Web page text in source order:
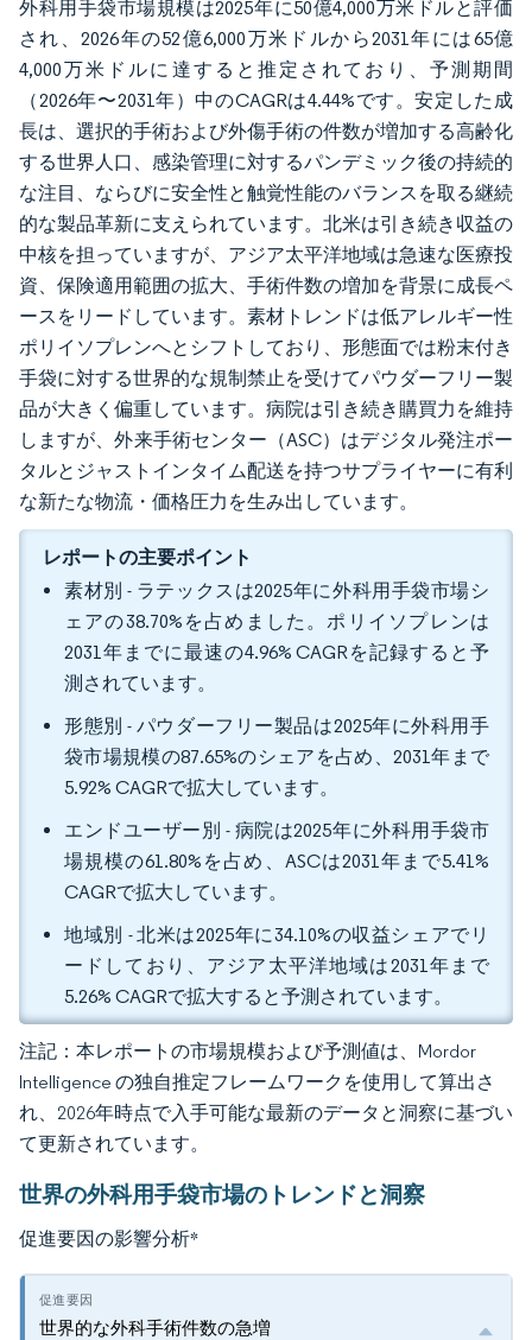
外科用手袋市場規模は2025年に50億4,000万米ドルと評価
され、2026年の52億6,000万米ドルから2031年には65億
4,000万米ドルに達すると推定されており、予測期間
（2026年〜2031年）中のCAGRは4.44%です。安定した成
長は、選択的手術および外傷手術の件数が増加する高齢化
する世界人口、感染管理に対するパンデミック後の持続的
な注目、ならびに安全性と触覚性能のバランスを取る継続
的な製品革新に支えられています。北米は引き続き収益の
中核を担っていますが、アジア太平洋地域は急速な医療投
資、保険適用範囲の拡大、手術件数の増加を背景に成長ペ
ースをリードしています。素材トレンドは低アレルギー性
ポリイソプレンへとシフトしており、形態面では粉末付き
手袋に対する世界的な規制禁止を受けてパウダーフリー製
品が大きく偏重しています。病院は引き続き購買力を維持
しますが、外来手術センター（ASC）はデジタル発注ポー
タルとジャストインタイム配送を持つサプライヤーに有利
な新たな物流・価格圧力を生み出しています。
レポートの主要ポイント
素材別 - ラテックスは2025年に外科用手袋市場シ
ェアの38.70%を占めました。ポリイソプレンは
2031年までに最速の4.96% CAGRを記録すると予
測されています。
形態別 - パウダーフリー製品は2025年に外科用手
袋市場規模の87.65%のシェアを占め、2031年まで
5.92% CAGRで拡大しています。
エンドユーザー別 - 病院は2025年に外科用手袋市
場規模の61.80%を占め、ASCは2031年まで5.41%
CAGRで拡大しています。
地域別 - 北米は2025年に34.10%の収益シェアでリ
ードしており、アジア太平洋地域は2031年まで
5.26% CAGRで拡大すると予測されています。
注記：本レポートの市場規模および予測値は、Mordor
Intelligence の独自推定フレームワークを使用して算出さ
れ、2026年時点で入手可能な最新のデータと洞察に基づい
て更新されています。
世界の外科用手袋市場のトレンドと洞察
促進要因の影響分析*
世界的な外科手術件数の急増